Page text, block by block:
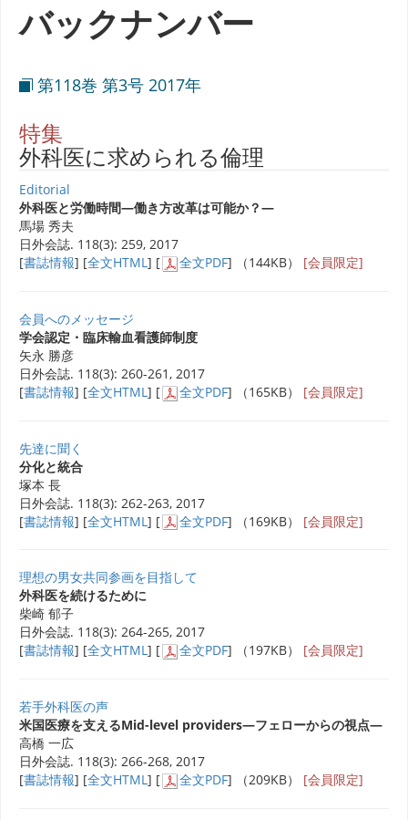
バックナンバー
第118巻 第3号 2017年
特集
外科医に求められる倫理
Editorial
外科医と労働時間―働き方改革は可能か？―
馬場 秀夫
日外会誌. 118(3): 259, 2017
[書誌情報] [全文HTML] [ 全文PDF] （144KB） [会員限定]
会員へのメッセージ
学会認定・臨床輸血看護師制度
矢永 勝彦
日外会誌. 118(3): 260-261, 2017
[書誌情報] [全文HTML ] [ 全文PDF] （165KB） [会員限定]
先達に聞く
分化と統合
塚本 長
日外会誌. 118(3): 262-263, 2017
[書誌情報] [全文HTML ] [ 全文PDF] （169KB） [会員限定]
理想の男女共同参画を目指して
外科医を続けるために
柴崎 郁子
日外会誌. 118(3): 264-265, 2017
[書誌情報] [全文HTML] [ 全文PDF] （197KB） [会員限定]
若手外科医の声
米国医療を支えるMid-level providers―フェローからの視点―
高橋 一広
日外会誌. 118(3): 266-268, 2017
[書誌情報] [全文HTML] [ 全文PDF] （209KB） [会員限定]